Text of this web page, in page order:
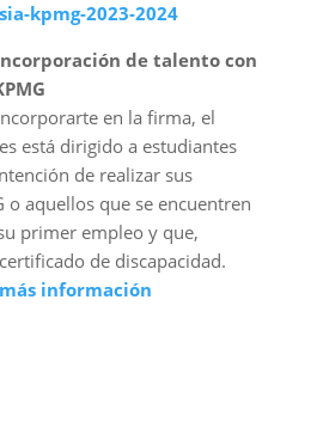
kpmg-2023-2024
de talento con
en la firma, el
está dirigido a estudiantes
de realizar sus
o aquellos que se encuentren
primer empleo y que,
de discapacidad.
información